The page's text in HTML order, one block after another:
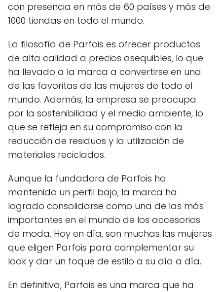
con presencia en más de 60 países y más de
1000 tiendas en todo el mundo.
La filosofía de Parfois es ofrecer productos
de alta calidad a precios asequibles, lo que
ha llevado a la marca a convertirse en una
de las favoritas de las mujeres de todo el
mundo. Además, la empresa se preocupa
por la sostenibilidad y el medio ambiente, lo
que se refleja en su compromiso con la
reducción de residuos y la utilización de
materiales reciclados.
Aunque la fundadora de Parfois ha
mantenido un perfil bajo, la marca ha
logrado consolidarse como una de las más
importantes en el mundo de los accesorios
de moda. Hoy en día, son muchas las mujeres
que eligen Parfois para complementar su
look y dar un toque de estilo a su día a día.
En definitiva, Parfois es una marca que ha